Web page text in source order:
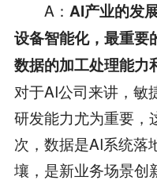
A： AI产业的发
设备智能化，最重要
数据的加工处理能力
对于AI公司来讲，敏
研发能力尤为重要，
次，数据是AI系统落
壤，是新业务场景创